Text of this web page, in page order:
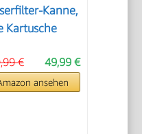
Kanne,
Kartusche
49,99 €
€
ansehen